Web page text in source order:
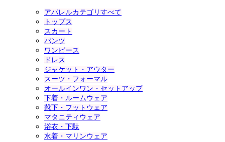
アパレルカテゴリすべて
トップス
スカート
パンツ
ワンピース
ドレス
ジャケット・アウター
スーツ・フォーマル
オールインワン・セットアップ
下着・ルームウェア
靴下・フットウェア
マタニティウェア
浴衣・下駄
水着・マリンウェア